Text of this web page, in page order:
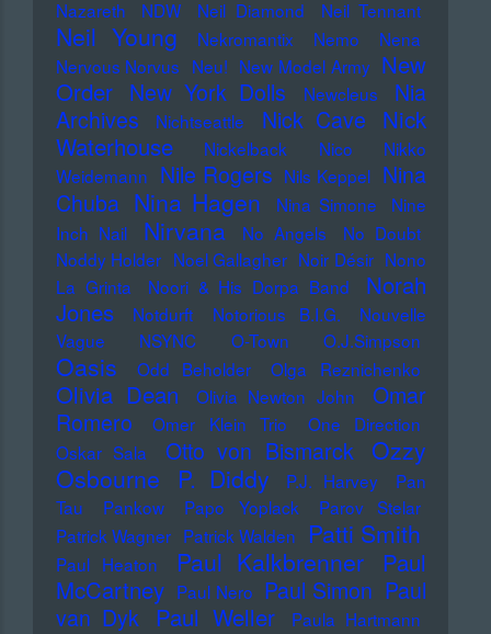
Nazareth
NDW Neil Diamond Neil Tennant
Neil Young Nekromantix Nemo
Nena
Nervous Norvus Neu! New Model Army New
Order New York Dolls Newcleus
Nia
Archives
Nichtseattle Nick Cave
Nick
Waterhouse
Nickelback Nico
Nikko
Weidemann Nile Rogers Nils Keppel Nina
Chuba Nina Hagen Nina Simone
Nine
Inch Nail
Nirvana No Angels
No Doubt
Noddy Holder Noel Gallagher Noir Désir Nono
La Grinta
Noori & His Dorpa Band
Norah
Jones
Notdurft Notorious B.I.G.
Nouvelle
Vague
NSYNC O-Town O.J.Simpson
Oasis Odd Beholder Olga Reznichenko
Olivia Dean Olivia Newton John
Omar
Romero
Omer Klein Trio
One Direction
Oskar Sala
Otto von Bismarck Ozzy
Osbourne
P. Diddy P.J. Harvey
Pan
Tau
Pankow Papo Yoplack
Parov Stelar
Patrick Wagner Patrick Walden Patti Smith
Paul Heaton Paul Kalkbrenner
Paul
McCartney Paul Nero Paul Simon Paul
van Dyk Paul Weller Paula Hartmann